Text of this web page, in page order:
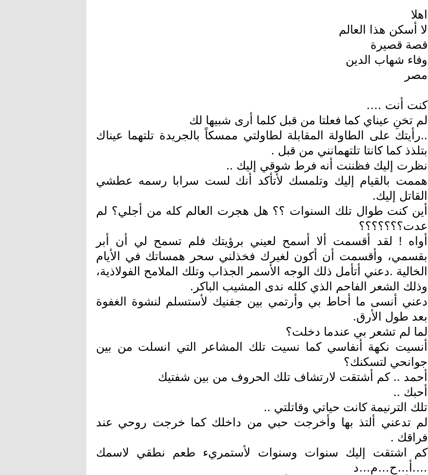
اهلا
لا أسكن هذا العالم
قصة قصيرة
وفاء شهاب الدين
مصر
كنت أنت ….
لم تخنِ عيناي كما فعلتا من قبل كلما أرى شبيها لك
..رأيتك على الطاولة المقابلة لطاولتي ممسكاً بالجريدة تلتهما عيناك
بتلذذ كما كانتا تلتهمانني من قبل .
نظرت إليك فظننت أنه فرط شوقي إليك ..
هممت بالقيام إليك وتلمسك لأتأكد أنك لست سرابا رسمه عطشي
القاتل إليك.
أين كنت طوال تلك السنوات ؟؟ هل هجرت العالم كله من أجلي؟ لم
عدت؟؟؟؟؟؟؟
أواه ! لقد أقسمت ألا أسمح لعيني برؤيتك فلم تسمح لي أن أبر
بقسمي، وأقسمت أن أكون لغيرك فخذلني سحر همساتك في الأيام
الخالية .دعني أتأمل ذلك الوجه الأسمر الجذاب وتلك الملامح الفولاذية،
وذلك الشعر الفاحم الذي كلله ندى المشيب الباكر.
دعني أنسى ما أحاط بي وأرتمي بين جفنيك لأستسلم لنشوة الغفوة
بعد طول الأرق.
لما لم تشعر بي عندما دخلت؟
أنسيت نكهة أنفاسي كما نسيت تلك المشاعر التي انسلت من بين
جوانحي لتسكنك؟
أحمد .. كم أشتقت لارتشاف تلك الحروف من بين شفتيك
أحبك ..
تلك الترنيمة كانت حياتي وقاتلتي ..
لم تدعني ألتذ بها وأخرجت حبي من داخلك كما خرجت روحي عند
فراقك .
كم اشتقت إليك سنوات وسنوات لأستمريء طعم نطقي لاسمك
….أ…ح…م…د